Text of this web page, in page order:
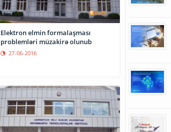
Elektron elmin formalaşması
problemləri müzakirə olunub
27-06-2016